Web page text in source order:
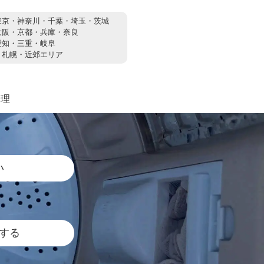
京・神奈川・千葉・埼玉・茨城
阪・京都・兵庫・奈良
知・三重・岐阜
札幌・近郊エリア
る